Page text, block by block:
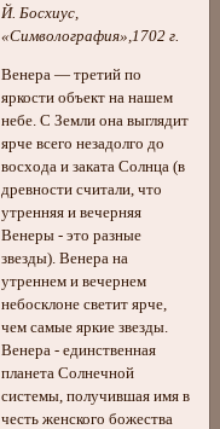
Й. Босхиус,
«Символография»,1702 г.
Венера — третий по
яркости объект на нашем
небе. С Земли она выглядит
ярче всего незадолго до
восхода и заката Солнца (в
древности считали, что
утренняя и вечерняя
Венеры - это разные
звезды). Венера на
утреннем и вечернем
небосклоне светит ярче,
чем самые яркие звезды.
Венера - единственная
планета Солнечной
системы, получившая имя в
честь женского божества